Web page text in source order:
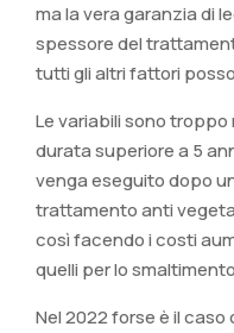
ma la vera garanzia di
spessore del
tutti gli altri fattori
Le variabili sono
durata superiore a 5
venga eseguito dopo
trattamento anti
così facendo i costi
quelli per lo
Nel 2022 forse è il